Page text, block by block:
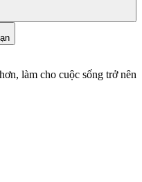
làm cho cuộc sống trở nên